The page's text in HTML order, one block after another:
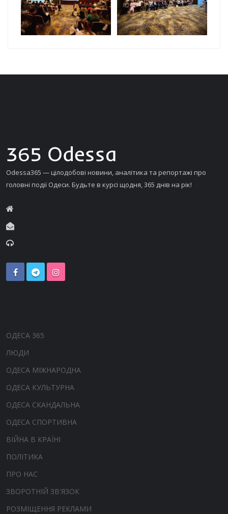
Odessa365 — цілодобові новини, аналітика та репортажі про
головні події Одеси. Будьте в курсі щодня, 365 днів на рік!
ОДЕСА 365
ЛЮДИ
ОДЕСА МІЖНАРОДНА
ОДЕСА КУЛЬТУРНА
ОДЕСА СКАНДАЛЬНА
ОДЕСА СПОРТИВНА
ВІЙНА В КРАЇНІ
ПОЛІТИКА
ПРО НАС
ЗВОРОТНІЙ ЗВ'ЯЗОК
РОЗМІЩЕННЯ РЕКЛАМИ